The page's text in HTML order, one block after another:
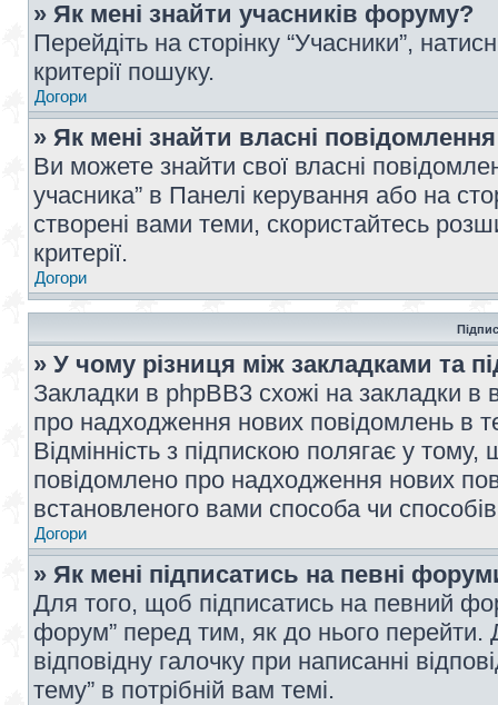
» Як мені знайти учасників форуму?
Перейдіть на сторінку “Учасники”,
критерії пошуку.
Догори
» Як мені знайти власні
Ви можете знайти свої власні
учасника” в Панелі керування або на
створені вами теми, скористайтесь
критерії.
Догори
» У чому різниця між закладками та
Закладки в phpBB3 схожі на закладки
про надходження нових повідомлень в
Відмінність з підпискою полягає у
повідомлено про надходження нових
встановленого вами способа чи
Догори
» Як мені підписатись на певні
Для того, щоб підписатись на певний
форум” перед тим, як до нього перейти.
відповідну галочку при написанні
тему” в потрібній вам темі.